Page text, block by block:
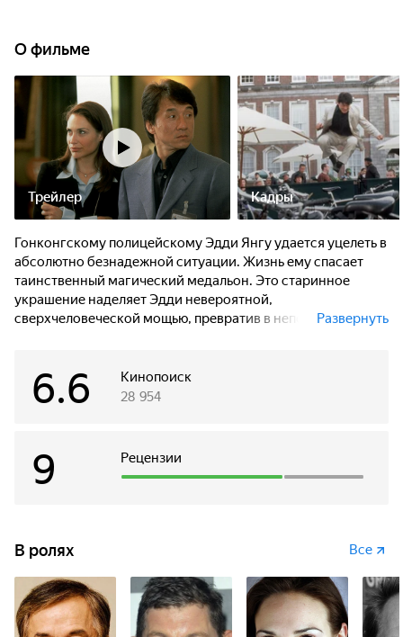
О фильме
Трейлер Кадры
Гонконгскому полицейскому Эдди Янгу удается уцелеть в
абсолютно безнадежной ситуации. Жизнь ему спасает
таинственный магический медальон. Это старинное
украшение наделяет Эдди невероятной,
сверхчеловеческой мощью, превратив в непобедимого
древнего воинского ордена, пытающимся завладеть
могущественной реликвией...
Развернуть
Кинопоиск
6.6 28 954
Рецензии
9
В ролях Все